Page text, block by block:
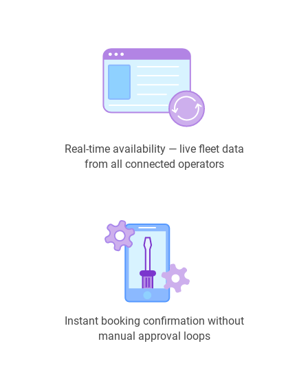
Real-time availability — live fleet data
from all connected operators
Instant booking confirmation without
manual approval loops